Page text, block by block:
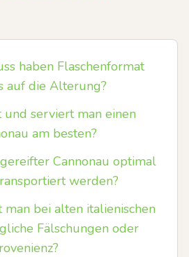
haben Flaschenformat
auf die Alterung?
serviert man einen
am besten?
Cannonau optimal
werden?
bei alten italienischen
Fälschungen oder